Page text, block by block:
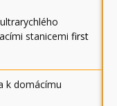
stanicemi first
k domácímu